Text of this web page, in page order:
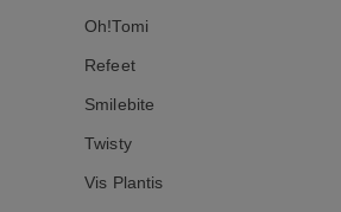
Oh!Tomi
Refeet
Smilebite
Twisty
Vis Plantis